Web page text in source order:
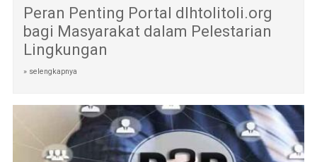
Peran Penting Portal dlhtolitoli.org
bagi Masyarakat dalam Pelestarian
Lingkungan
» selengkapnya